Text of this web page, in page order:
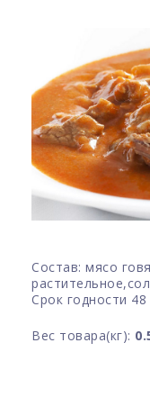
Состав: мясо
Срок годности 48
Вес товара(кг):